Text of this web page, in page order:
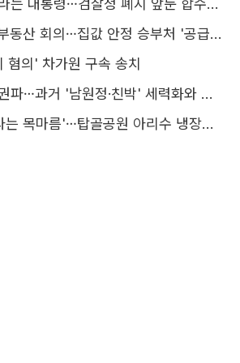
검사는 조언만 하라는 대통령…검찰청 폐지 앞둔 합수본 '딜레마'
李, 나흘 만에 또 부동산 회의…집값 안정 승부처 '공급' 점검
의' 차가원 구속 송치
구심점 잃은 비당권파…과거 '남원정·친박' 세력화와 다른 점은
폭염도 못 꺾는 '타는 목마름'…탑골공원 아리수 냉장고 가보니